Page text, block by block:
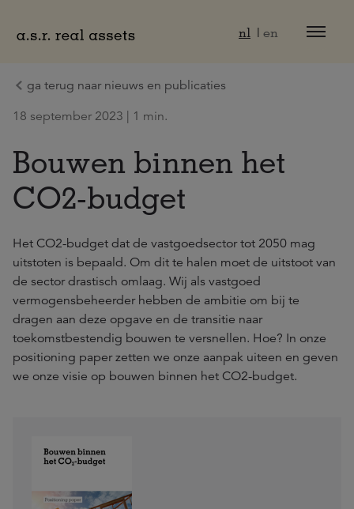
nl en
ga terug naar nieuws en publicaties
18 september 2023 | 1 min.
Bouwen binnen het
CO2-budget
Het CO2-budget dat de vastgoedsector tot 2050 mag
uitstoten is bepaald. Om dit te halen moet de uitstoot van
de sector drastisch omlaag. Wij als vastgoed
vermogensbeheerder hebben de ambitie om bij te
dragen aan deze opgave en de transitie naar
toekomstbestendig bouwen te versnellen. Hoe? In onze
positioning paper zetten we onze aanpak uiteen en geven
we onze visie op bouwen binnen het CO2-budget.